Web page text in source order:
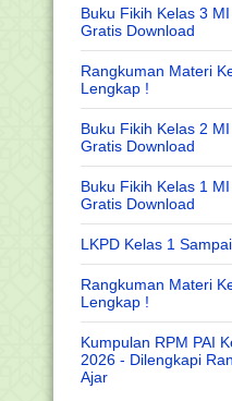
Buku Fikih Kelas 3
Gratis Download
Rangkuman Materi
Lengkap !
Buku Fikih Kelas 2
Gratis Download
Buku Fikih Kelas 1
Gratis Download
LKPD Kelas 1
Rangkuman Materi
Lengkap !
Kumpulan RPM PAI
2026 - Dilengkapi
Ajar